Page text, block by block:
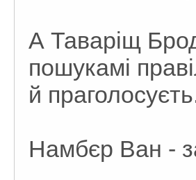
А Таваріщ
пошукамі
й
Намбєр Ван -